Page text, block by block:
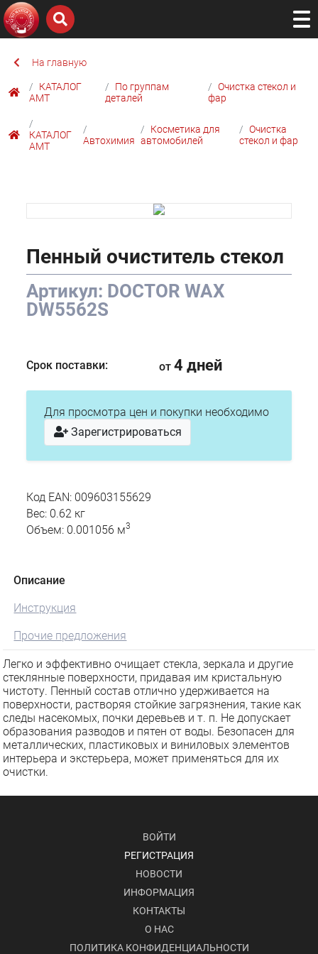
На главную
КАТАЛОГ
AMТ
По группам
деталей
Очистка стекол и
фар
КАТАЛОГ
AMТ
Автохимия
Косметика для
автомобилей
Очистка
стекол и фар
Пенный очиститель стекол
Артикул: DOCTOR WAX
DW5562S
Срок поставки: от 4 дней
Для просмотра цен и покупки необходимо
Зарегистрироваться
Код EAN: 009603155629
Вес: 0.62 кг
Объем: 0.001056 м3
Описание
Инструкция
Прочие предложения
Легко и эффективно очищает стекла, зеркала и другие
стеклянные поверхности, придавая им кристальную
чистоту. Пенный состав отлично удерживается на
поверхности, растворяя стойкие загрязнения, такие как
следы насекомых, почки деревьев и т. п. Не допускает
образования разводов и пятен от воды. Безопасен для
металлических, пластиковых и виниловых элементов
интерьера и экстерьера, может применяться для их
очистки.
ВОЙТИ
РЕГИСТРАЦИЯ
НОВОСТИ
ИНФОРМАЦИЯ
КОНТАКТЫ
О НАС
ПОЛИТИКА КОНФИДЕНЦИАЛЬНОСТИ